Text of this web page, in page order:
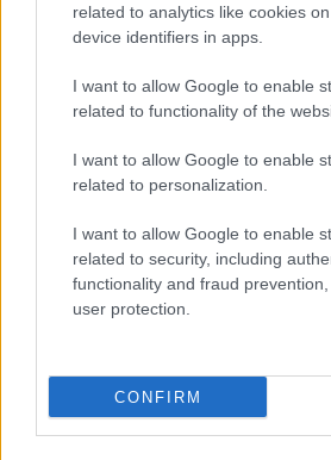
related to analytics like cookies
device identifiers in apps.
I want to allow Google to enable
related to functionality of the
I want to allow Google to enable
related to personalization.
I want to allow Google to enable
related to security, including
functionality and fraud
user protection.
CONFIRM